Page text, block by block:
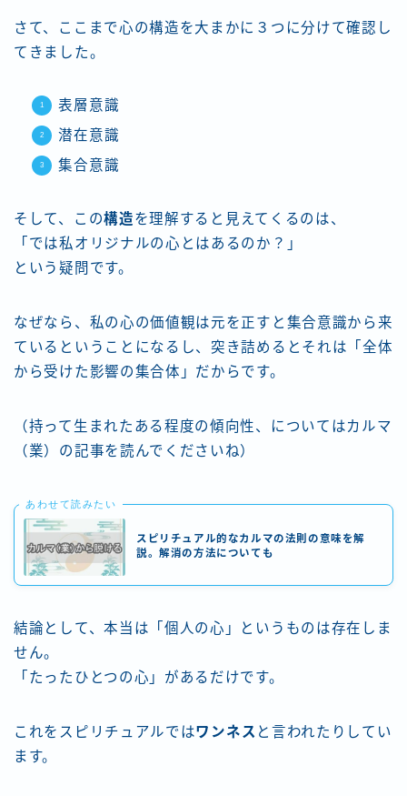
さて、ここまで心の構造を大まかに３つに分けて確認し
てきました。
表層意識
潜在意識
集合意識
そして、この構造を理解すると見えてくるのは、
「では私オリジナルの心とはあるのか？」
という疑問です。
なぜなら、私の心の価値観は元を正すと集合意識から来
ているということになるし、突き詰めるとそれは「全体
から受けた影響の集合体」だからです。
（持って生まれたある程度の傾向性、についてはカルマ
（業）の記事を読んでくださいね）
あわせて読みたい
スピリチュアル的なカルマの法則の意味を解
説。解消の方法についても
結論として、本当は「個人の心」というものは存在しま
せん。
「たったひとつの心」があるだけです。
これをスピリチュアルではワンネス と言われたりしてい
ます。